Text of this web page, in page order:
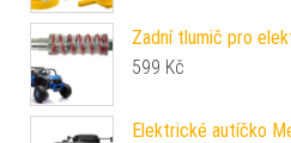
Zadní tlumič pro
599 Kč
Elektrické autíčko